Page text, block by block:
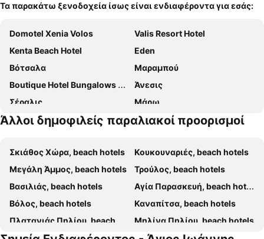
Τα παρακάτω ξενοδοχεία ίσως είναι ενδιαφέροντα για εσάς:
Domotel Xenia Volos
Valis Resort Hotel
Kenta Beach Hotel
Eden
Βότσαλα
Μαραμπού
Boutique Hotel Bungalows Kentrikon
Άνεσις
Σέραλις
Μάρω
Hotel Elytis
Ξενοδοχείο Πετράδι
Σεβίλλη
Olga
Hotel Maistrali
Manthos Blue Hotel
Έρωτας
Katerina
Πανσιόν Μάρθα
Οπάλιο
Akrogiali
Pelagos Hotel
Άλλοι δημοφιλείς παραλιακοί προορισμοί
Σκιάθος Χώρα, beach hotels
Κουκουναριές, beach hotels
Μεγάλη Άμμος, beach hotels
Τρούλος, beach hotels
Βασιλιάς, beach hotels
Αγία Παρασκευή, beach hotels
Βόλος, beach hotels
Καναπίτσα, beach hotels
Πλατανιάς Πηλίου, beach hotels
Μηλίνα Πηλίου, beach hotels